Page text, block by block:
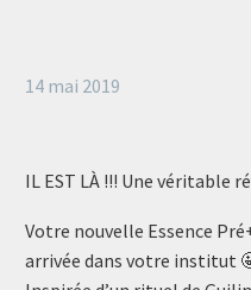
14 mai 2019
IL EST LÀ !!! Une véritable
Votre nouvelle Essence
arrivée dans votre institut